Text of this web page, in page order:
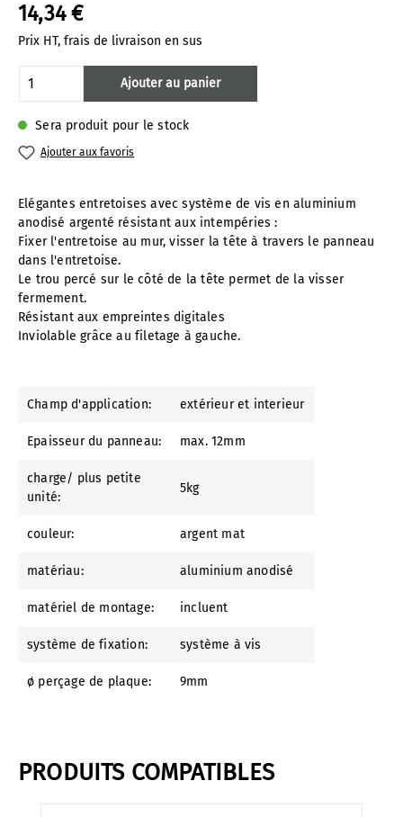
14,34 €
Prix HT, frais de livraison en sus
Sera produit pour le stock
Quantité de produit : Entrez la quantité
Ajouter au panier
Ajouter aux favoris
Elégantes entretoises avec système de vis en aluminium
anodisé argenté résistant aux intempéries :
Fixer l'entretoise au mur, visser la tête à travers le panneau
dans l'entretoise.
Le trou percé sur le côté de la tête permet de la visser
fermement.
Résistant aux empreintes digitales
Inviolable grâce au filetage à gauche.
Champ d'application: extérieur et interieur
Epaisseur du panneau: max. 12mm
charge/ plus petite
unité:
5kg
couleur: argent mat
matériau: aluminium anodisé
matériel de montage: incluent
système de fixation: système à vis
ø perçage de plaque: 9mm
PRODUITS COMPATIBLES